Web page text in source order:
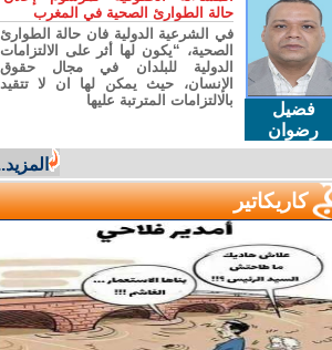
فضيل
رضوان
حالة الطوارئ الصحية في المغرب
في الشرعية الدولية فان حالة الطوارئ
الصحية، “يكون لها أثر على الالتزامات
الدولية للبلدان في مجال حقوق
الإنسان، حيث يمكن لها ان لا تتقيد
بالالتزامات المترتبة عليها
المزيد...
كاريكاتير